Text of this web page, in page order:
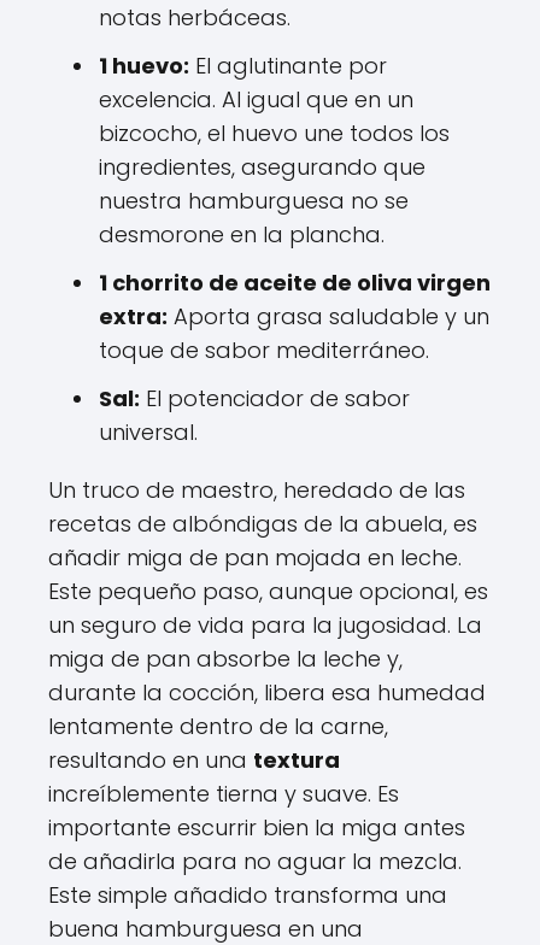
notas herbáceas.
1 huevo: El aglutinante por
excelencia. Al igual que en un
bizcocho, el huevo une todos los
ingredientes, asegurando que
nuestra hamburguesa no se
desmorone en la plancha.
1 chorrito de aceite de oliva virgen
extra: Aporta grasa saludable y un
toque de sabor mediterráneo.
Sal: El potenciador de sabor
universal.
Un truco de maestro, heredado de las
recetas de albóndigas de la abuela, es
añadir miga de pan mojada en leche.
Este pequeño paso, aunque opcional, es
un seguro de vida para la jugosidad. La
miga de pan absorbe la leche y,
durante la cocción, libera esa humedad
lentamente dentro de la carne,
resultando en una textura
increíblemente tierna y suave. Es
importante escurrir bien la miga antes
de añadirla para no aguar la mezcla.
Este simple añadido transforma una
buena hamburguesa en una